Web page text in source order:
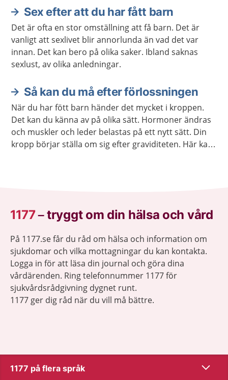
Sex efter att du har fått barn
Det är ofta en stor omställning att få barn. Det är
vanligt att sexlivet blir annorlunda än vad det var
innan. Det kan bero på olika saker. Ibland saknas
sexlust, av olika anledningar.
Så kan du må efter förlossningen
När du har fött barn händer det mycket i kroppen.
Det kan du känna av på olika sätt. Hormoner ändras
och muskler och leder belastas på ett nytt sätt. Din
kropp börjar ställa om sig efter graviditeten. Här kan
1177–tryggt om din hälsa och vård
På 1177.se får du råd om hälsa och information om
sjukdomar och vilka mottagningar du kan kontakta.
Logga in för att läsa din journal och göra dina
vårdärenden. Ring telefonnummer 1177 för
sjukvårdsrådgivning dygnet runt.
1177 ger dig råd när du vill må bättre.
1177 på flera språk Visa